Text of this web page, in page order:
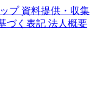
プ 資料提供・収集
づく表記 法人概要